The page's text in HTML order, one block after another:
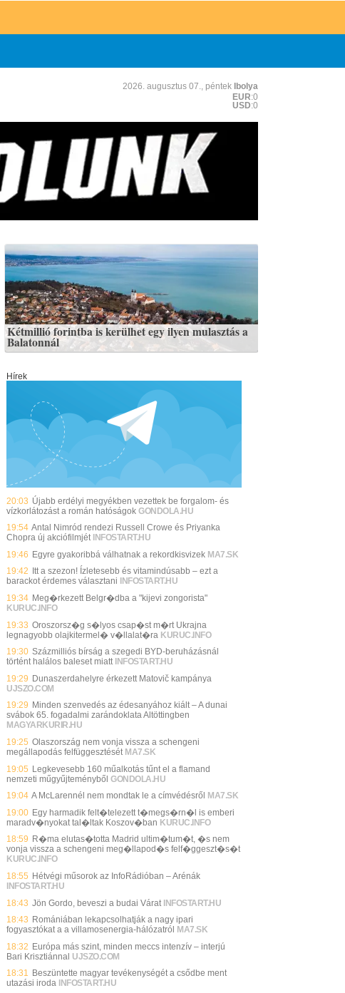
2026. augusztus 07., péntek Ibolya
EUR:0
USD:0
Kétmillió forintba is kerülhet egy ilyen mulasztás a
Balatonnál
Hírek
20:03 Újabb erdélyi megyékben vezettek be forgalom- és
vízkorlátozást a román hatóságok GONDOLA.HU
19:54 Antal Nimród rendezi Russell Crowe és Priyanka
Chopra új akciófilmjét INFOSTART.HU
19:46 Egyre gyakoribbá válhatnak a rekordkisvizek MA7.SK
19:42
Itt a szezon! Ízletesebb és vitamindúsabb – ezt a
barackot érdemes választani
INFOSTART.HU
19:34 Meg�rkezett Belgr�dba a "kijevi zongorista"
KURUC.INFO
19:33 Oroszorsz�g s�lyos csap�st m�rt Ukrajna
legnagyobb olajkitermel� v�llalat�ra KURUC.INFO
19:30 Százmilliós bírság a szegedi BYD-beruházásnál
történt halálos baleset miatt INFOSTART.HU
19:29 Dunaszerdahelyre érkezett Matovič kampánya
UJSZO.COM
19:29 Minden szenvedés az édesanyához kiált – A dunai
svábok 65. fogadalmi zarándoklata Altöttingben
MAGYARKURIR.HU
19:25 Olaszország nem vonja vissza a schengeni
megállapodás felfüggesztését MA7.SK
19:05 Legkevesebb 160 műalkotás tűnt el a flamand
nemzeti műgyűjteményből GONDOLA.HU
19:04 A McLarennél nem mondtak le a címvédésről
MA7.SK
19:00 Egy harmadik felt�telezett t�megs�rn�l is emberi
maradv�nyokat tal�ltak Koszov�ban KURUC.INFO
18:59 R�ma elutas�totta Madrid ultim�tum�t, �s nem
vonja vissza a schengeni meg�llapod�s felf�ggeszt�s�t
KURUC.INFO
18:55 Hétvégi műsorok az InfoRádióban – Arénák
INFOSTART.HU
18:43 Jön Gordo, beveszi a budai Várat INFOSTART.HU
18:43 Romániában lekapcsolhatják a nagy ipari
fogyasztókat a a villamosenergia-hálózatról
MA7.SK
18:32 Európa más szint, minden meccs intenzív – interjú
Bari Krisztiánnal UJSZO.COM
18:31 Beszüntette magyar tevékenységét a csődbe ment
utazási iroda INFOSTART.HU